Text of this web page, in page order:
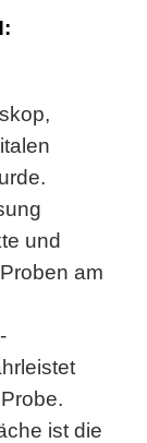
und
am
ist die